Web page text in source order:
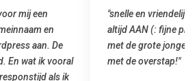
service. staat
prijzen vergeleken
en dus nu al blij
"Top service. Ik
het installeren
was meteen
gemaakt. Top